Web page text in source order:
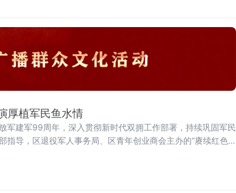
厚植军民鱼水情
军建军99周年，深入贯彻新时代双拥工作部署，持续巩固军民
导，区退役军人事务局、区青年创业商会主办的“赓续红色